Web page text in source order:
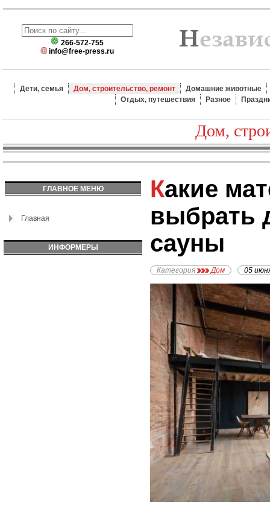
266-572-755
info@free-press.ru
Дети, семья Дом, строительство, ремонт
Домашние животные
Отдых, путешествия
Разное
Дом,
ГЛАВНОЕ МЕНЮ
Главная
ИНФОРМЕРЫ
Какие материалы лучше
выбрать
сауны
Категория Дом 05